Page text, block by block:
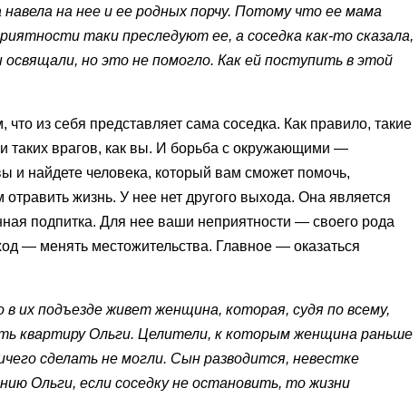
на нее и ее родных порчу. Потому что ее мама
таки преследуют ее, а соседка как-то сказала,
но это не помогло. Как ей поступить в этой
из себя представляет сама соседка. Как правило, такие
таких врагов, как вы. И борьба с окружающими —
и найдете человека, который вам сможет помочь,
жизнь. У нее нет другого выхода. Она является
подпитка. Для нее ваши неприятности — своего рода
— менять местожительства. Главное — оказаться
их подъезде живет женщина, которая, судя по всему,
квартиру Ольги. Целители, к которым женщина раньше
сделать не могли. Сын разводится, невестке
Ольги, если соседку не остановить, то жизни